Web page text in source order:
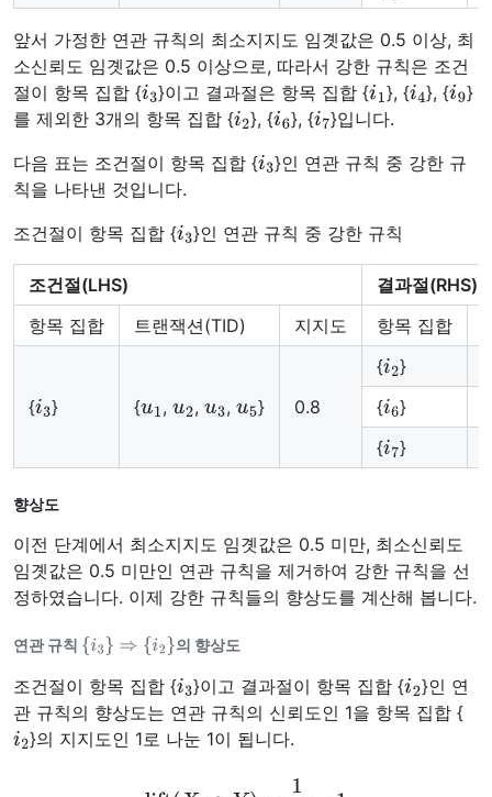
앞서 가정한 연관 규칙의 최소지지도 임곗값은 0.5 이상, 최
소신뢰도 임곗값은 0.5 이상으로, 따라서 강한 규칙은 조건
절이 항목 집합 {i3}이고 결과절은 항목 집합 {i1 }, {i4}, {i9}
를 제외한 3개의 항목 집합 {i2}, {i6}, {i7 }입니다.
다음 표는 조건절이 항목 집합 {i3}인 연관 규칙 중 강한 규
칙을 나타낸 것입니다.
조건절이 항목 집합 {i3}인 연관 규칙 중 강한 규칙
조건절(LHS)
결과절(RHS)
항목 집합
트랜잭션(TID) 지지도 항목 집합
{i3} {u1 , u2 , u3 , u5} 0.8
{i2}
{i6}
{i7 }
향상도
이전 단계에서 최소지지도 임곗값은 0.5 미만, 최소신뢰도
임곗값은 0.5 미만인 연관 규칙을 제거하여 강한 규칙을 선
정하였습니다. 이제 강한 규칙들의 향상도를 계산해 봅니다.
연관 규칙 {i3 }⇒ i2 의 향상도
조건절이 항목 집합 {i3}이고 결과절이 항목 집합 {i2}인 연
관 규칙의 향상도는 연관 규칙의 신뢰도인 1을 항목 집합 {
i2}의 지지도인 1로 나눈 1이 됩니다.
=